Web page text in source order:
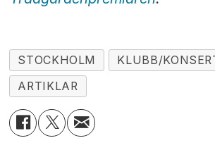
STOCKHOLM
KLUBB/
ARTIKLAR